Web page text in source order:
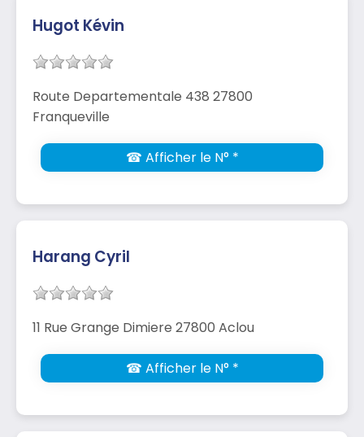
Hugot Kévin
Route Departementale 438 27800
Franqueville
☎ Afficher le N° *
Harang Cyril
11 Rue Grange Dimiere 27800 Aclou
☎ Afficher le N° *